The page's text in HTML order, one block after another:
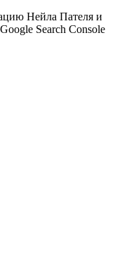
Нейла Пателя и
Search Console